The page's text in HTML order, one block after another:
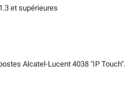
et supérieures
Alcatel-Lucent 4038 "IP Touch".